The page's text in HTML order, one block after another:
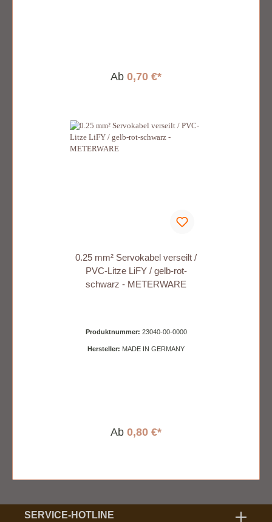
Ab 0,70 €*
0.25 mm² Servokabel verseilt /
PVC-Litze LiFY / gelb-rot-
schwarz - METERWARE
Produktnummer: 23040-00-0000
Hersteller: MADE IN GERMANY
Ab 0,80 €*
SERVICE-HOTLINE